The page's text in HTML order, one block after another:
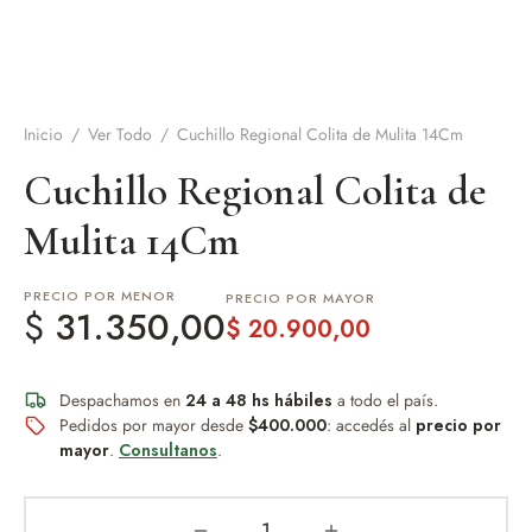
Inicio / Ver Todo / Cuchillo Regional Colita de Mulita 14Cm
Cuchillo Regional Colita de
Mulita 14Cm
PRECIO POR MENOR
$ 31.350,00
PRECIO POR MAYOR
$ 20.900,00
Despachamos en 24 a 48 hs hábiles a todo el país.
Pedidos por mayor desde $400.000: accedés al precio por
mayor. Consultanos.
y accesorios